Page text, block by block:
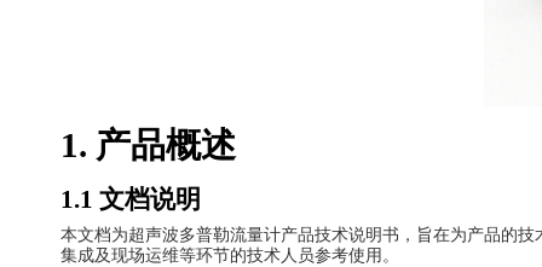
1. 产品概述
1.1 文档说明
本文档为超声波多普勒流量计产品技术说明书 ，旨在为产品的
集成及现场运维等环节的技术人员参考使用。